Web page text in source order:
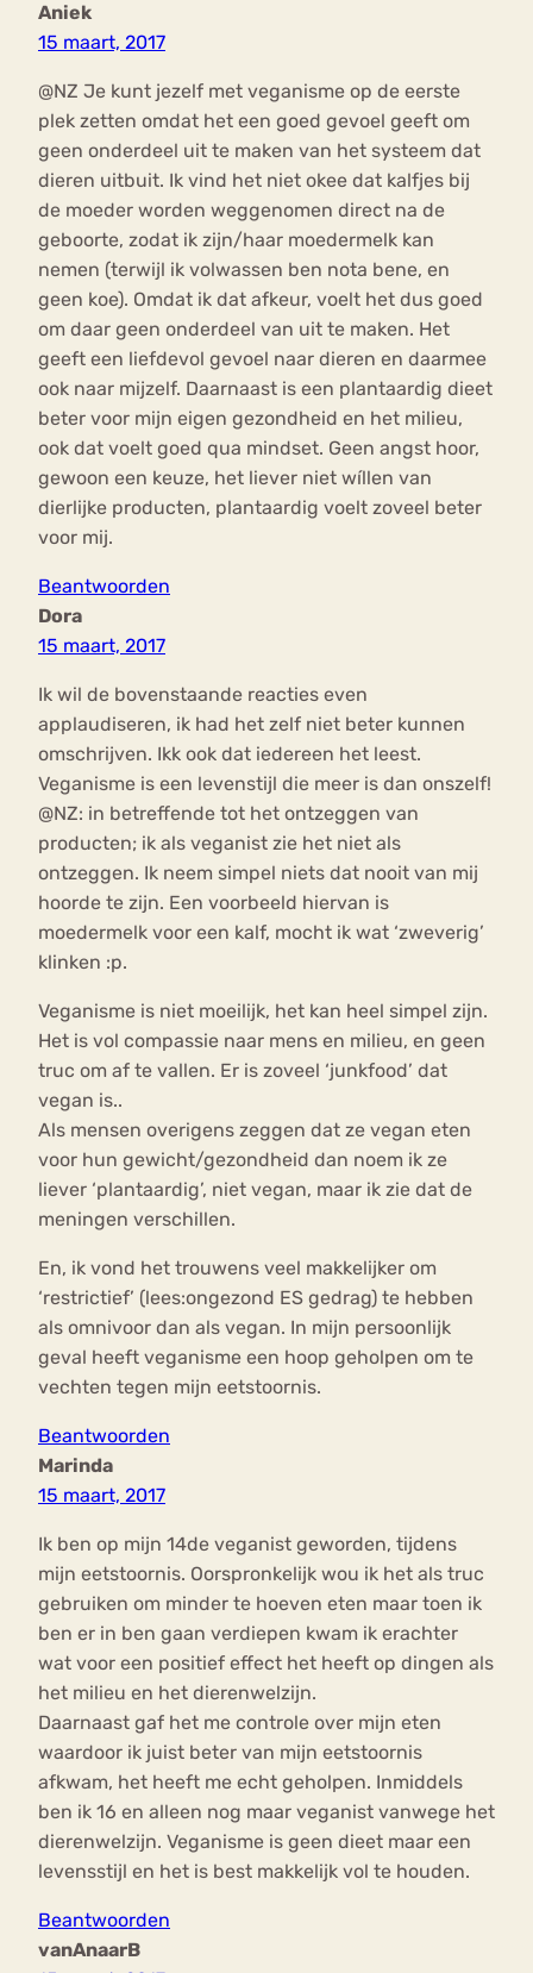
Aniek
15 maart, 2017
@NZ Je kunt jezelf met veganisme op de eerste
plek zetten omdat het een goed gevoel geeft om
geen onderdeel uit te maken van het systeem dat
dieren uitbuit. Ik vind het niet okee dat kalfjes bij
de moeder worden weggenomen direct na de
geboorte, zodat ik zijn/haar moedermelk kan
nemen (terwijl ik volwassen ben nota bene, en
geen koe). Omdat ik dat afkeur, voelt het dus goed
om daar geen onderdeel van uit te maken. Het
geeft een liefdevol gevoel naar dieren en daarmee
ook naar mijzelf. Daarnaast is een plantaardig dieet
beter voor mijn eigen gezondheid en het milieu,
ook dat voelt goed qua mindset. Geen angst hoor,
gewoon een keuze, het liever niet wíllen van
dierlijke producten, plantaardig voelt zoveel beter
voor mij.
Beantwoorden
Dora
15 maart, 2017
Ik wil de bovenstaande reacties even
applaudiseren, ik had het zelf niet beter kunnen
omschrijven. Ikk ook dat iedereen het leest.
Veganisme is een levenstijl die meer is dan onszelf!
@NZ: in betreffende tot het ontzeggen van
producten; ik als veganist zie het niet als
ontzeggen. Ik neem simpel niets dat nooit van mij
hoorde te zijn. Een voorbeeld hiervan is
moedermelk voor een kalf, mocht ik wat ‘zweverig’
klinken :p.
Veganisme is niet moeilijk, het kan heel simpel zijn.
Het is vol compassie naar mens en milieu, en geen
truc om af te vallen. Er is zoveel ‘junkfood’ dat
vegan is..
Als mensen overigens zeggen dat ze vegan eten
voor hun gewicht/gezondheid dan noem ik ze
liever ‘plantaardig’, niet vegan, maar ik zie dat de
meningen verschillen.
En, ik vond het trouwens veel makkelijker om
‘restrictief’ (lees:ongezond ES gedrag) te hebben
als omnivoor dan als vegan. In mijn persoonlijk
geval heeft veganisme een hoop geholpen om te
vechten tegen mijn eetstoornis.
Beantwoorden
Marinda
15 maart, 2017
Ik ben op mijn 14de veganist geworden, tijdens
mijn eetstoornis. Oorspronkelijk wou ik het als truc
gebruiken om minder te hoeven eten maar toen ik
ben er in ben gaan verdiepen kwam ik erachter
wat voor een positief effect het heeft op dingen als
het milieu en het dierenwelzijn.
Daarnaast gaf het me controle over mijn eten
waardoor ik juist beter van mijn eetstoornis
afkwam, het heeft me echt geholpen. Inmiddels
ben ik 16 en alleen nog maar veganist vanwege het
dierenwelzijn. Veganisme is geen dieet maar een
levensstijl en het is best makkelijk vol te houden.
Beantwoorden
vanAnaarB